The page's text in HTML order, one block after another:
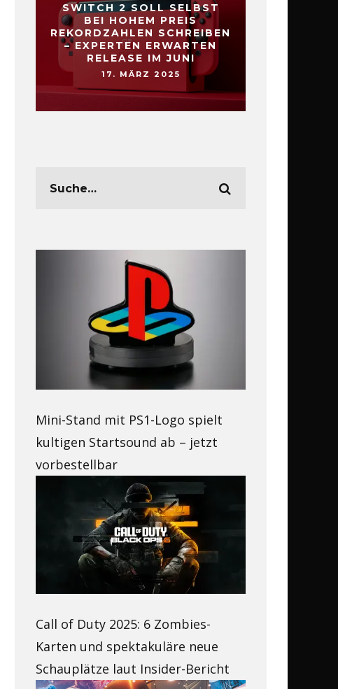
SWITCH 2 SOLL SELBST
BEI HOHEM PREIS
REKORDZAHLEN SCHREIBEN
– EXPERTEN ERWARTEN
RELEASE IM JUNI
17. MÄRZ 2025
Mini-Stand mit PS1-Logo spielt
kultigen Startsound ab – jetzt
vorbestellbar
Call of Duty 2025: 6 Zombies-
Karten und spektakuläre neue
Schauplätze laut Insider-Bericht